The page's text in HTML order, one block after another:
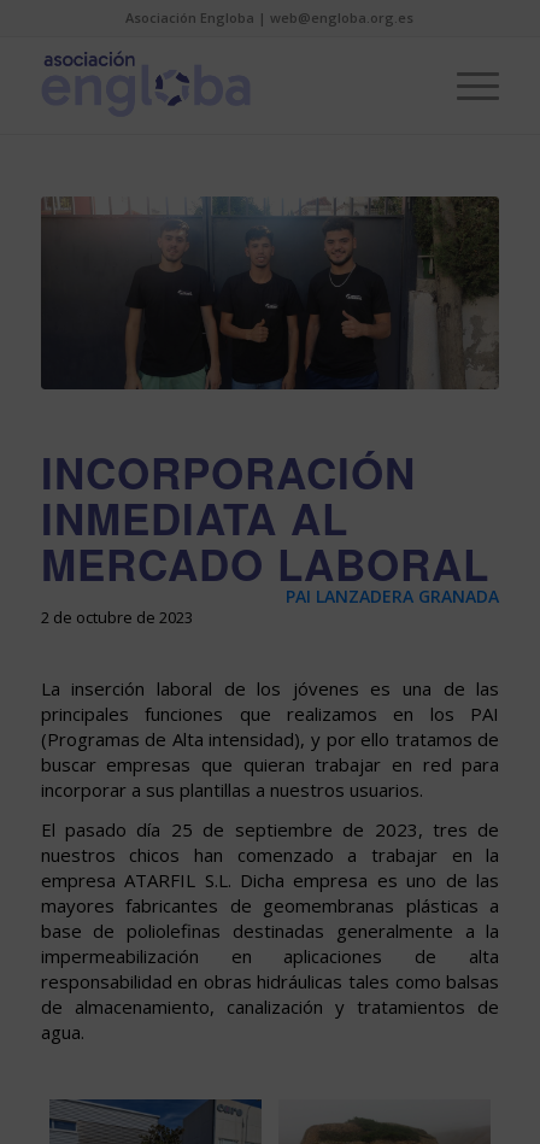
Asociación Engloba | web@engloba.org.es
INCORPORACIÓN
INMEDIATA AL
MERCADO LABORAL
PAI LANZADERA GRANADA
2 de octubre de 2023
La inserción laboral de los jóvenes es una de las
principales funciones que realizamos en los PAI
(Programas de Alta intensidad), y por ello tratamos de
buscar empresas que quieran trabajar en red para
incorporar a sus plantillas a nuestros usuarios.
El pasado día 25 de septiembre de 2023, tres de
nuestros chicos han comenzado a trabajar en la
empresa ATARFIL S.L. Dicha empresa es uno de las
mayores fabricantes de geomembranas plásticas a
base de poliolefinas destinadas generalmente a la
impermeabilización en aplicaciones de alta
responsabilidad en obras hidráulicas tales como balsas
de almacenamiento, canalización y tratamientos de
agua.